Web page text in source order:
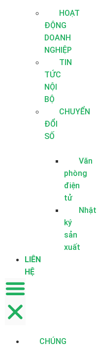
HOẠT
ĐỘNG
DOANH
NGHIỆP
TIN
TỨC
NỘI
BỘ
CHUYỂN
ĐỔI
SỐ
Văn
phòng
điện
tử
Nhật
ký
sản
xuất
LIÊN
HỆ
CHÚNG